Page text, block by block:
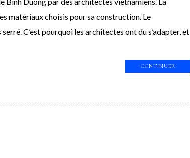
matériaux choisis pour sa construction. Le
C’est pourquoi les architectes ont du s’adapter, et
CONTINUER